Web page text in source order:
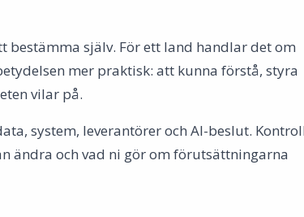
själv. För ett land handlar det om
mer praktisk: att kunna förstå, styra
vilar på.
system, leverantörer och AI-beslut.
ändra och vad ni gör om förutsättningarna